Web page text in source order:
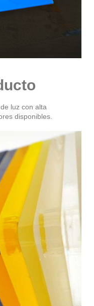
luz con alta
disponibles.